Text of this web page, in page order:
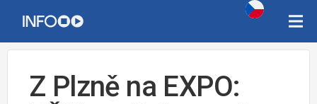
Z Plzně na EXPO: